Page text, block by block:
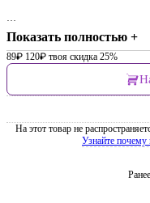
…
Показать полностью +
89₽ 120₽ твоя скидка 25%
На этот товар не
Узнайте почему